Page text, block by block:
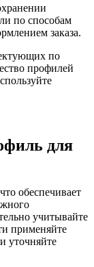
по способам
заказа.
по
профилей
для
обеспечивает
учитывайте
применяйте
уточняйте